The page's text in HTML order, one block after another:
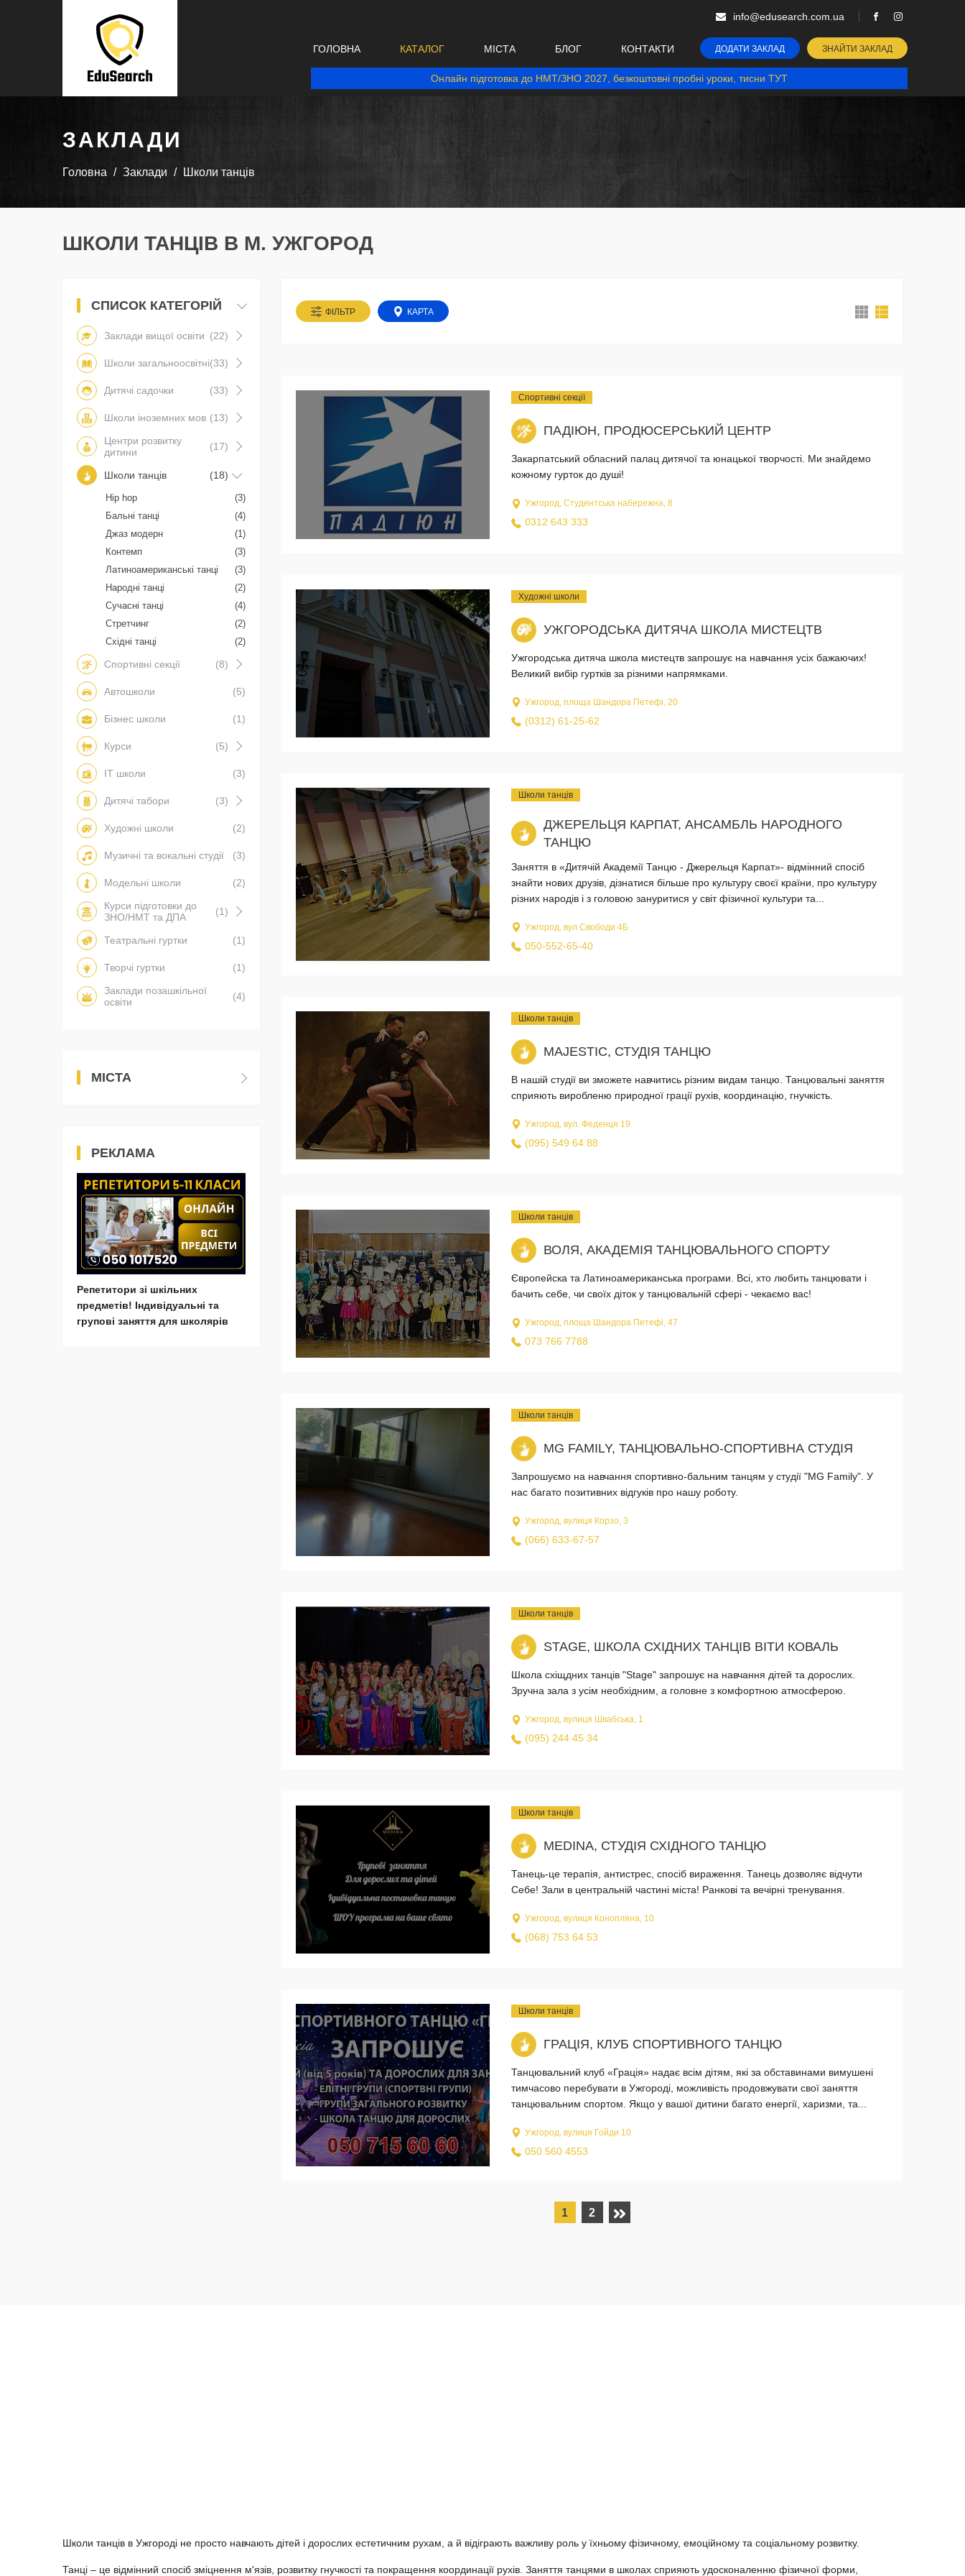
info@edusearch.com.ua
ГОЛОВНА КАТАЛОГ МІСТА БЛОГ КОНТАКТИ ДОДАТИ ЗАКЛАД ЗНАЙТИ ЗАКЛАД
Онлайн підготовка до НМТ/ЗНО 2027, безкоштовні пробні уроки, тисни ТУТ
ЗАКЛАДИ
Головна Заклади Школи танців
ШКОЛИ ТАНЦІВ В М. УЖГОРОД
ФІЛЬТР КАРТА
Спортивні секції
ПАДІЮН, ПРОДЮСЕРСЬКИЙ ЦЕНТР
Закарпатський обласний палац дитячої та юнацької творчості. Ми знайдемо
кожному гурток до душі!
Ужгород, Студентська набережна, 8
0312 643 333
Художні школи
УЖГОРОДСЬКА ДИТЯЧА ШКОЛА МИСТЕЦТВ
Ужгородська дитяча школа мистецтв запрошує на навчання усіх бажаючих!
Великий вибір гуртків за різними напрямками.
Ужгород, площа Шандора Петефі, 20
(0312) 61-25-62
Школи танців
ДЖЕРЕЛЬЦЯ КАРПАТ, АНСАМБЛЬ НАРОДНОГО
ТАНЦЮ
Заняття в «Дитячій Академії Танцю - Джерельця Карпат»- відмінний спосіб
знайти нових друзів, дізнатися більше про культуру своєї країни, про культуру
різних народів і з головою зануритися у світ фізичної культури та...
Ужгород, вул Свободи 4Б
050-552-65-40
Школи танців
MAJESTIC, СТУДІЯ ТАНЦЮ
В нашій студії ви зможете навчитись різним видам танцю. Танцювальні заняття
сприяють виробленю природної грації рухів, координацію, гнучкість.
Ужгород, вул. Феденця 19
(095) 549 64 88
Школи танців
ВОЛЯ, АКАДЕМІЯ ТАНЦЮВАЛЬНОГО СПОРТУ
Європейска та Латиноамериканська програми. Всі, хто любить танцювати і
бачить себе, чи своїх діток у танцювальній сфері - чекаємо вас!
Ужгород, площа Шандора Петефі, 47
073 766 7788
Школи танців
MG FAMILY, ТАНЦЮВАЛЬНО-СПОРТИВНА СТУДІЯ
Запрошуємо на навчання спортивно-бальним танцям у студії "MG Family". У
нас багато позитивних відгуків про нашу роботу.
Ужгород, вулиця Корзо, 3
(066) 633-67-57
Школи танців
STAGE, ШКОЛА СХІДНИХ ТАНЦІВ ВІТИ КОВАЛЬ
Школа схіщдних танців "Stage" запрошує на навчання дітей та дорослих.
Зручна зала з усім необхідним, а головне з комфортною атмосферою.
Ужгород, вулиця Швабська, 1
(095) 244 45 34
Школи танців
MEDINA, СТУДІЯ СХІДНОГО ТАНЦЮ
Танець-це терапія, антистрес, спосіб вираження. Танець дозволяє відчути
Себе! Зали в центральній частині міста! Ранкові та вечірні тренування.
Ужгород, вулиця Конопляна, 10
(068) 753 64 53
Школи танців
ГРАЦІЯ, КЛУБ СПОРТИВНОГО ТАНЦЮ
Танцювальний клуб «Грація» надає всім дітям, які за обставинами вимушені
тимчасово перебувати в Ужгороді, можливість продовжувати свої заняття
танцювальним спортом. Якщо у вашої дитини багато енергії, харизми, та...
Ужгород, вулиця Гойди 10
050 560 4553
1 2
СПИСОК КАТЕГОРІЙ
Заклади вищої освіти (22)
Школи загальноосвітні(33)
Дитячі садочки (33)
Школи іноземних мов (13)
Центри розвитку
дитини
(17)
Школи танців (18)
Hip hop
(3)
Бальні танці
(4)
Джаз модерн
(1)
Контемп
(3)
Латиноамериканські танці
(3)
Народні танці
(2)
Сучасні танці
(4)
Стретчинг
(2)
Східні танці
(2)
Спортивні секції (8)
Автошколи (5)
Бізнес школи (1)
Курси (5)
IT школи (3)
Дитячі табори (3)
Художні школи (2)
Музичні та вокальні студії (3)
Модельні школи
(2)
Курси підготовки до
ЗНО/НМТ та ДПА
(1)
Театральні гуртки (1)
Творчі гуртки
(1)
Заклади позашкільної
освіти
(4)
МІСТА
РЕКЛАМА
Репетитори зі шкільних
предметів! Індивідуальні та
групові заняття для школярів
Школи танців в Ужгороді не просто навчають дітей і дорослих естетичним рухам, а й відіграють важливу роль у їхньому фізичному, емоційному та соціальному розвитку.
Танці – це відмінний спосіб зміцнення м'язів, розвитку гнучкості та покращення координації рухів. Заняття танцями в школах сприяють удосконаленню фізичної форми,